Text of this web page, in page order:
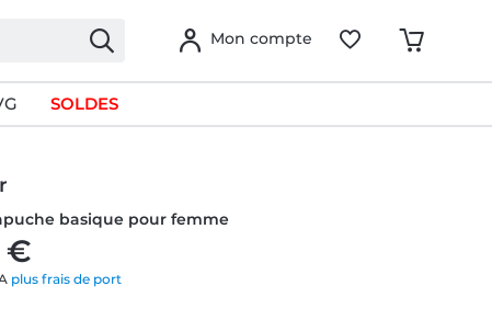
Mon compte
SOLDES
basique pour femme
€
plus frais de port